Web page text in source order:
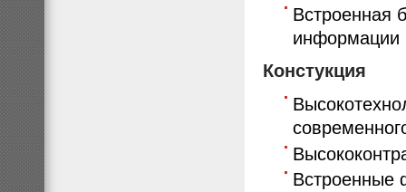
Встроенная
Констукция
Встроенные